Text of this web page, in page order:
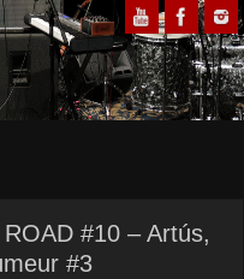
#10 – Artús,
#3